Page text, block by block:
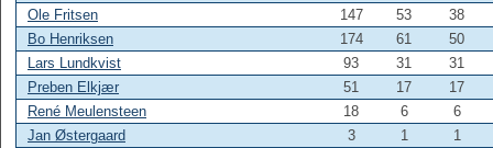
Ole Fritsen
147 53
38
Bo Henriksen
174 61
50
Lars Lundkvist
93 31
31
Preben Elkjær
51 17
17
René Meulensteen
18 6
6
Jan Østergaard
3 1
1